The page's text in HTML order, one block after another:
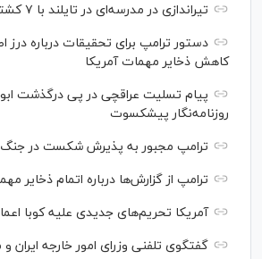
تیراندازی در مدرسه‌ای در تایلند با ۷ کشته و ۱۵ مجروح
دستور ترامپ برای تحقیقات درباره درز
کاهش ذخایر مهمات آمریکا
پیام تسلیت عراقچی در پی درگذشت
روزنامه‌نگار پیشکسوت
ترامپ مجبور به پذیرش شکست در جنگ
ترامپ از گزارش‌ها درباره اتمام
آمریکا تحریم‌های جدیدی علیه کوبا
گفتگوی تلفنی وزرای امور خارجه ایران